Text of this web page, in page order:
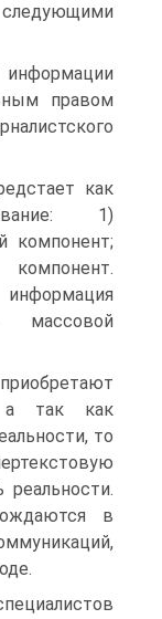
правом
как
1)
компонент;
массовой
а так как
то
реальности.
в